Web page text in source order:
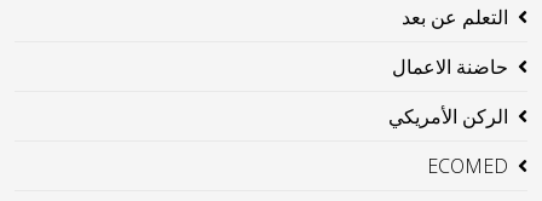
التعلم عن بعد
حاضنة الاعمال
الركن الأمريكي
ECOMED